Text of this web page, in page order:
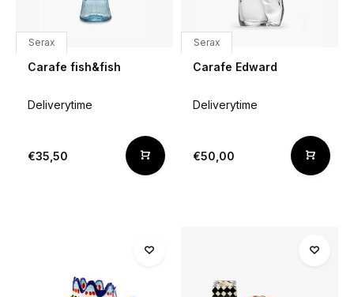
Serax
Carafe fish&fish
Deliverytime
€35,50
Serax
Carafe Edward
Deliverytime
€50,00